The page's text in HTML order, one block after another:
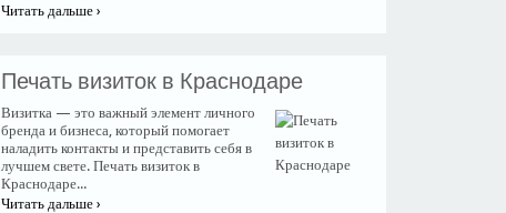
Читать дальше ›
​Печать визиток в Краснодаре
Визитка — это важный элемент личного
бренда и бизнеса, который помогает
наладить контакты и представить себя в
лучшем свете. Печать визиток в
Краснодаре...
Читать дальше ›